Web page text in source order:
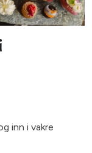
inn i vakre